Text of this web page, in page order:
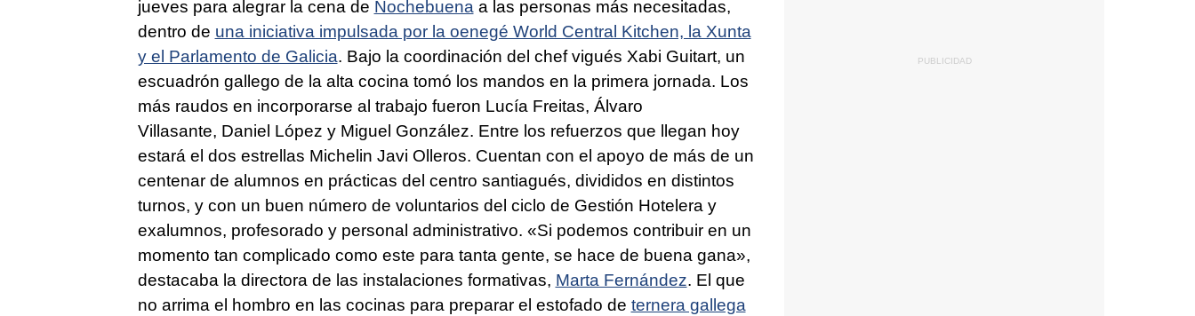
jueves para alegrar la cena de Nochebuenaa las personas más necesitadas,
dentro de una iniciativa impulsada por la oenegé World Central Kitchen, la Xunta
y el Parlamento de Galicia. Bajo la coordinación del chef vigués Xabi Guitart, un
escuadrón gallego de la alta cocina tomó los mandos en la primera jornada. Los
más raudos en incorporarse al trabajo fueron Lucía Freitas, Álvaro
Villasante, Daniel López y Miguel González. Entre los refuerzos que llegan hoy
estará el dos estrellas Michelin Javi Olleros. Cuentan con el apoyo de más de un
centenar de alumnos en prácticas del centro santiagués, divididos en distintos
turnos, y con un buen número de voluntarios del ciclo de Gestión Hotelera y
exalumnos, profesorado y personal administrativo. «Si podemos contribuir en un
momento tan complicado como este para tanta gente, se hace de buena gana»,
destacaba la directora de las instalaciones formativas, Marta Fernández. El que
no arrima el hombro en las cocinas para preparar el estofado de ternera gallega